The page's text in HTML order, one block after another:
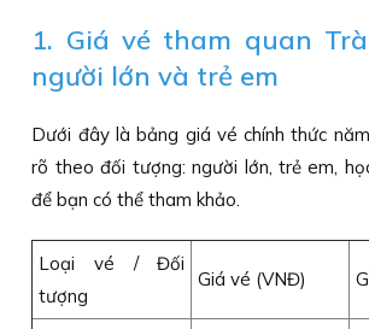
1. Giá vé tham quan
người lớn và trẻ em
Dưới đây là bảng giá vé chính thức
rõ theo đối tượng: người lớn, trẻ em,
để bạn có thể tham khảo.
Loại vé / Đối
tượng
Giá vé (VNĐ)